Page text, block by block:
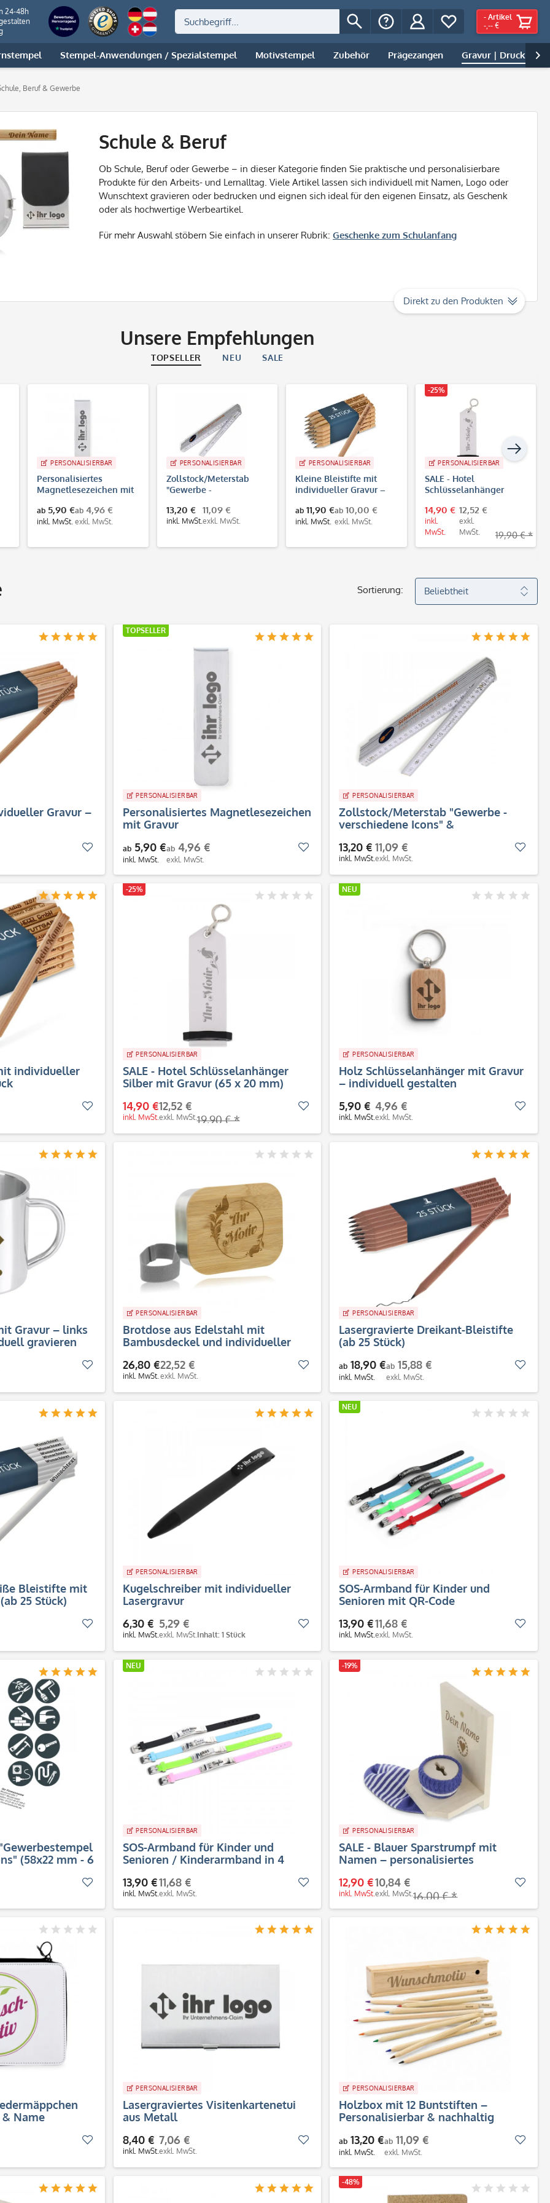
24-48h
- Artikel
-,-- €
Stempel-Anwendungen / Spezialstempel Motivstempel Zubehör Prägezangen Gravur | Druck 
Beruf & Gewerbe
Schule & Beruf
Ob Schule, Beruf oder Gewerbe – in dieser Kategorie finden Sie praktische und personalisierbare
Produkte für den Arbeits- und Lernalltag. Viele Artikel lassen sich individuell mit Namen, Logo oder
Wunschtext gravieren oder bedrucken und eignen sich ideal für den eigenen Einsatz, als Geschenk
oder als hochwertige Werbeartikel.
Für mehr Auswahl stöbern Sie einfach in unserer Rubrik: Geschenke zum Schulanfang
Direkt zu den Produkten
Unsere Empfehlungen
TOPSELLER NEU SALE
PERSONALISIERBAR
Personalisiertes
Magnetlesezeichen mit
ab 5,90 €
inkl. MwSt.
ab 4,96 €
exkl. MwSt.
PERSONALISIERBAR
Zollstock/Meterstab
"Gewerbe -
Individualisierung
13,20 €
inkl. MwSt.
11,09 €
exkl. MwSt.
PERSONALISIERBAR
Kleine Bleistifte mit
individueller Gravur –
ab 11,90 €
inkl. MwSt.
ab 10,00 €
exkl. MwSt.
-25%
PERSONALISIERBAR
SALE - Hotel
Schlüsselanhänger
20 mm)
14,90 €
inkl.
MwSt.
12,52 €
exkl.
MwSt.
19,90 € *
Sortierung:
Gravur –
Merken
TOPSELLER
PERSONALISIERBAR
Personalisiertes Magnetlesezeichen
mit Gravur
ab5,90 €
inkl. MwSt.
ab4,96 €
exkl. MwSt.
Merken
PERSONALISIERBAR
Zollstock/Meterstab "Gewerbe -
verschiedene Icons" &
13,20 €
inkl. MwSt.
11,09 €
exkl. MwSt.
individueller
Merken
-25%
PERSONALISIERBAR
SALE - Hotel Schlüsselanhänger
Silber mit Gravur (65 x 20 mm)
14,90 €
inkl. MwSt.
12,52 €
exkl. MwSt.19,90 € *
Merken
NEU
PERSONALISIERBAR
Holz Schlüsselanhänger mit Gravur
– individuell gestalten
5,90 €
inkl. MwSt.
4,96 €
exkl. MwSt.
Gravur – links
gravieren
Merken
PERSONALISIERBAR
Brotdose aus Edelstahl mit
Bambusdeckel und individueller
26,80 €
inkl. MwSt.
22,52 €
exkl. MwSt.
Merken
PERSONALISIERBAR
Lasergravierte Dreikant-Bleistifte
(ab 25 Stück)
ab 18,90 €
inkl. MwSt.
ab 15,88 €
exkl. MwSt.
Bleistifte mit
25 Stück)
Merken
PERSONALISIERBAR
Kugelschreiber mit individueller
Lasergravur
6,30 €
inkl. MwSt.
5,29 €
exkl. MwSt.Inhalt: 1 Stück
Merken
NEU
PERSONALISIERBAR
SOS-Armband für Kinder und
Senioren mit QR-Code
13,90 €
inkl. MwSt.
11,68 €
exkl. MwSt.
(58x22 mm - 6
Merken
NEU
PERSONALISIERBAR
SOS-Armband für Kinder und
Senioren / Kinderarmband in 4
13,90 €
inkl. MwSt.
11,68 €
exkl. MwSt.
Merken
-19%
PERSONALISIERBAR
SALE - Blauer Sparstrumpf mit
Namen – personalisiertes
12,90 €
inkl. MwSt.
10,84 €
exkl. MwSt.16,00 € *
Name
Merken
PERSONALISIERBAR
Lasergraviertes Visitenkartenetui
aus Metall
8,40 €
inkl. MwSt.
7,06 €
exkl. MwSt.
Merken
PERSONALISIERBAR
Holzbox mit 12 Buntstiften –
Personalisierbar & nachhaltig
ab 13,20 €
inkl. MwSt.
ab 11,09 €
exkl. MwSt.
-48%